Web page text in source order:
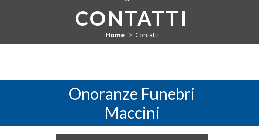
CONTATTI
Home Contatti
Onoranze Funebri
Maccini